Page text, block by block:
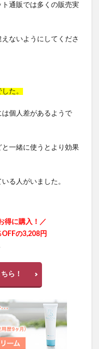
通販では多くの販売実
ないようにしてくださ
た。
個人差があるようで
一緒に使うとより効果
る人がいました。
得に購入！／
の3,208円
ら！